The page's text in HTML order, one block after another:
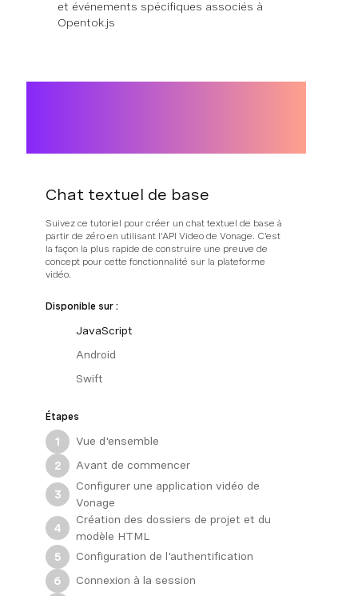
et événements spécifiques associés à
Opentok.js
Chat textuel de base
Suivez ce tutoriel pour créer un chat textuel de base à
partir de zéro en utilisant l'API Video de Vonage. C'est
la façon la plus rapide de construire une preuve de
concept pour cette fonctionnalité sur la plateforme
vidéo.
Disponible sur :
JavaScript
Android
Swift
Étapes
1
Vue d'ensemble
2
Avant de commencer
3
Configurer une application vidéo de
Vonage
4
Création des dossiers de projet et du
modèle HTML
5
Configuration de l'authentification
6
Connexion à la session